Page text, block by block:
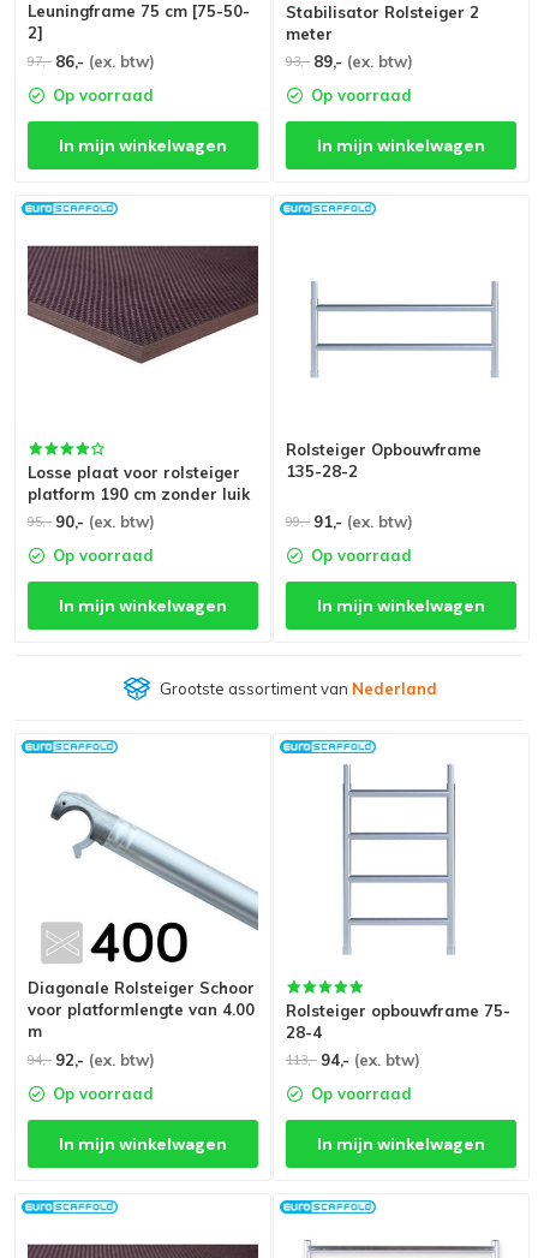
Leuningframe 75 cm [75-50-
2]
97,- 86,- (ex. btw)
Op voorraad
In mijn winkelwagen
Stabilisator Rolsteiger 2
meter
93,- 89,- (ex. btw)
Op voorraad
In mijn winkelwagen
Losse plaat voor rolsteiger
platform 190 cm zonder luik
95,- 90,- (ex. btw)
Op voorraad
In mijn winkelwagen
Rolsteiger Opbouwframe
135-28-2
99,- 91,- (ex. btw)
Op voorraad
In mijn winkelwagen
Grootste assortiment vanNederland
Diagonale Rolsteiger Schoor
voor platformlengte van 4.00
m
94,- 92,- (ex. btw)
Op voorraad
In mijn winkelwagen
Rolsteiger opbouwframe 75-
28-4
113,- 94,- (ex. btw)
Op voorraad
In mijn winkelwagen